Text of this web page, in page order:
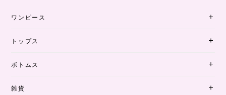
ワンピース
トップス
ボトムス
雑貨